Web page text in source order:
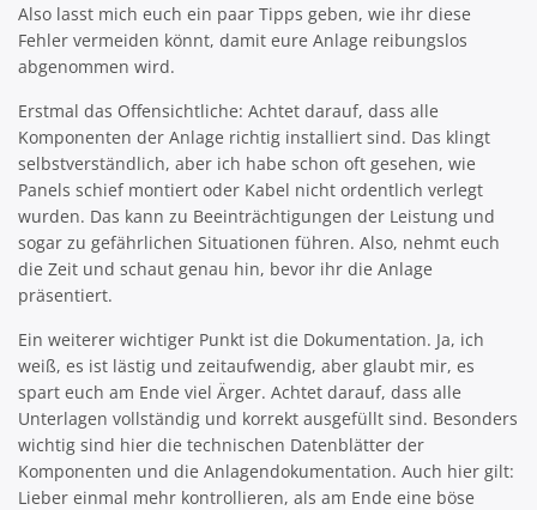
Also lasst mich euch ein paar Tipps geben, wie ihr diese
Fehler vermeiden könnt, damit eure Anlage reibungslos
abgenommen wird.
Erstmal das Offensichtliche: Achtet darauf, dass alle
Komponenten der Anlage richtig installiert sind. Das klingt
selbstverständlich, aber ich habe schon oft gesehen, wie
Panels schief montiert oder Kabel nicht ordentlich verlegt
wurden. Das kann zu Beeinträchtigungen der Leistung und
sogar zu gefährlichen Situationen führen. Also, nehmt euch
die Zeit und schaut genau hin, bevor ihr die Anlage
präsentiert.
Ein weiterer wichtiger Punkt ist die Dokumentation. Ja, ich
weiß, es ist lästig und zeitaufwendig, aber glaubt mir, es
spart euch am Ende viel Ärger. Achtet darauf, dass alle
Unterlagen vollständig und korrekt ausgefüllt sind. Besonders
wichtig sind hier die technischen Datenblätter der
Komponenten und die Anlagendokumentation. Auch hier gilt:
Lieber einmal mehr kontrollieren, als am Ende eine böse